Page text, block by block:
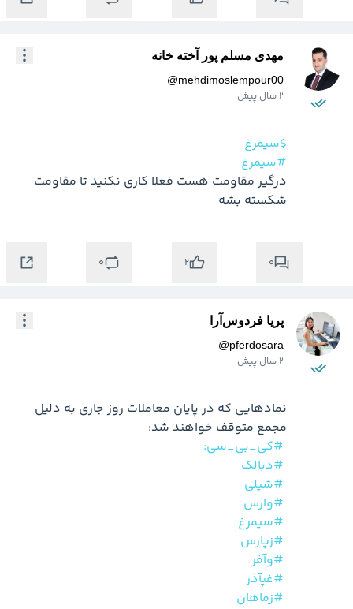
مهدی مسلم پور آخته خانه
@mehdimoslempour00
2 سال پیش
$سیمرغ
#سیمرغ
شکسته بشه
0
2
0
پریا فردوس‌آرا
@pferdosara
2 سال پیش
#کی_بی_سی:
#دبالک
#شپلی
#وارس
#سیمرغ
#زپارس
#وآفر
#غپآذر
#زماهان